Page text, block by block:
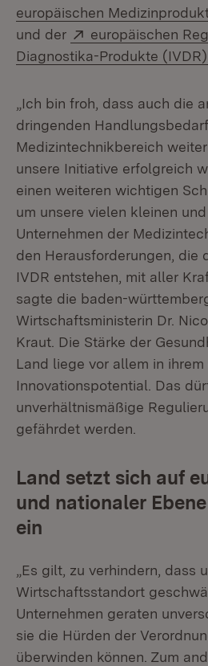
europäischen
und der
Extern:
europäischen
Diagnostika-Produkte (IVDR)
„Ich bin froh, dass auch die
dringenden
Medizintechnikbereich
unsere Initiative erfolgreich
einen weiteren wichtigen
um unsere vielen kleinen
Unternehmen der
den Herausforderungen, die
IVDR entstehen, mit aller
sagte die baden-
Wirtschaftsministerin Dr.
Kraut. Die Stärke der
Land liege vor allem in ihrem
Innovationspotential. Das
unverhältnismäßige
gefährdet werden.
Land setzt sich auf
und nationaler
ein
„Es gilt, zu verhindern, dass
Wirtschaftsstandort
Unternehmen geraten
sie die Hürden der
überwinden können. Zum